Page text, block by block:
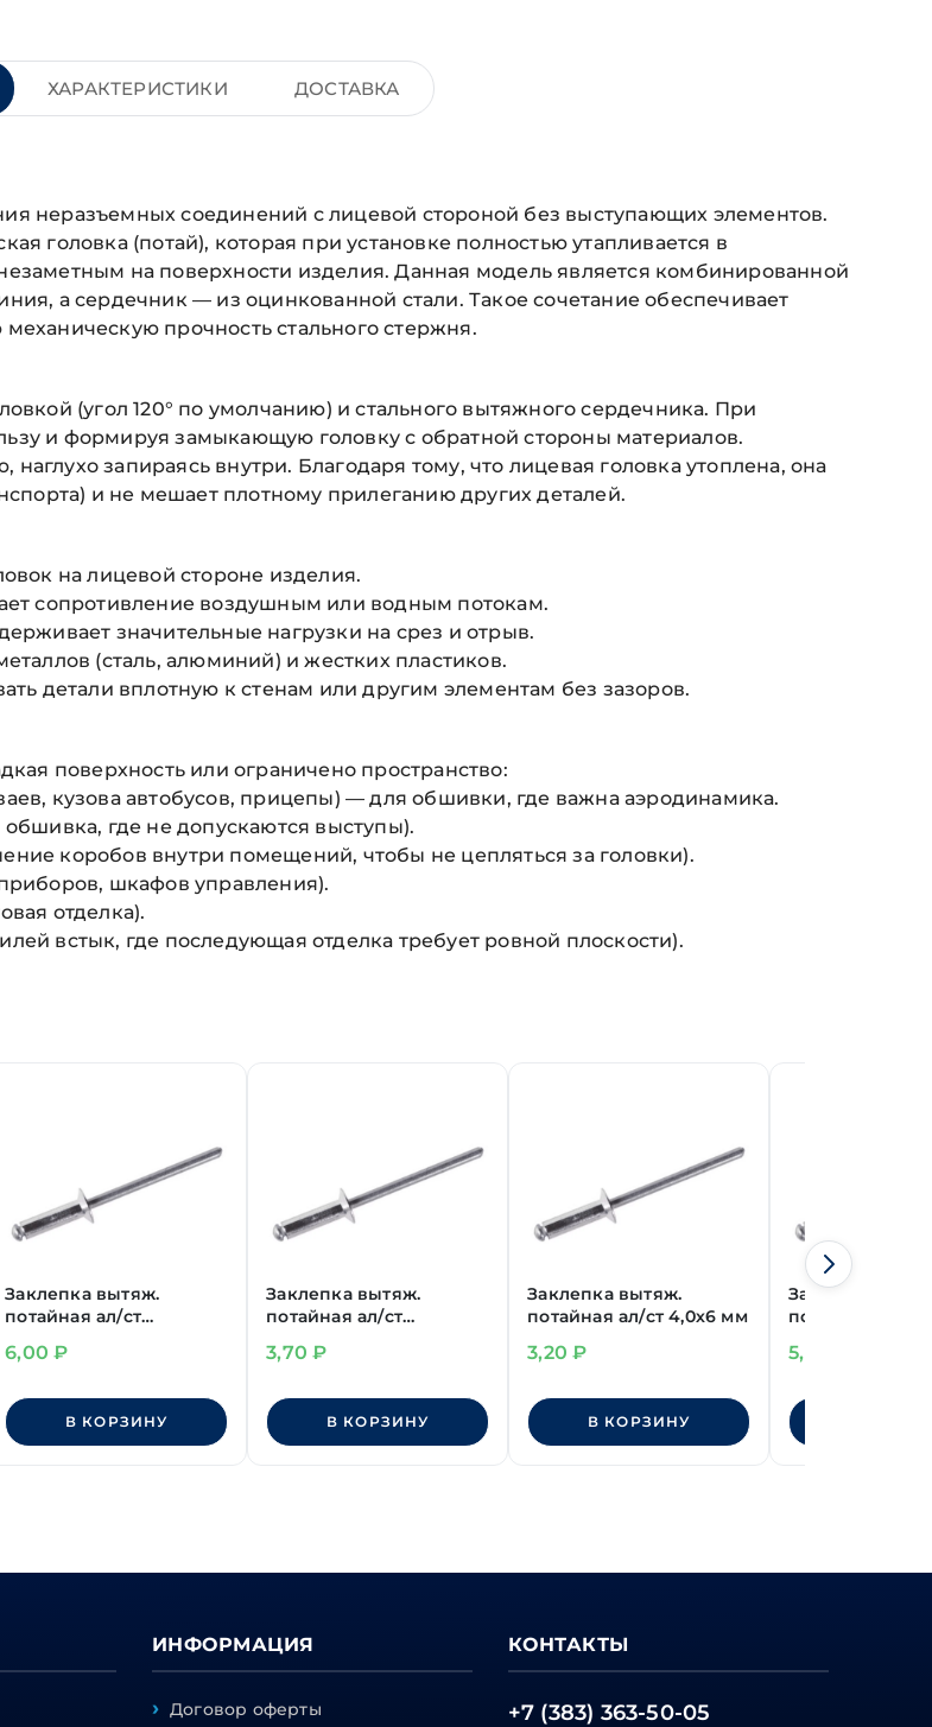
ХАРАКТЕРИСТИКИ ДОСТАВКА
неразъемных соединений с лицевой стороной без выступающих элементов.
головка (потай), которая при установке полностью утапливается в
на поверхности изделия. Данная модель является комбинированной
а сердечник — из оцинкованной стали. Такое сочетание обеспечивает
прочность стального стержня.
(угол 120° по умолчанию) и стального вытяжного сердечника. При
и формируя замыкающую головку с обратной стороны материалов.
запираясь внутри. Благодаря тому, что лицевая головка утоплена, она
и не мешает плотному прилеганию других деталей.
на лицевой стороне изделия.
сопротивление воздушным или водным потокам.
значительные нагрузки на срез и отрыв.
(сталь, алюминий) и жестких пластиков.
детали вплотную к стенам или другим элементам без зазоров.
поверхность или ограничено пространство:
кузова автобусов, прицепы) — для обшивки, где важна аэродинамика.
где не допускаются выступы).
коробов внутри помещений, чтобы не цепляться за головки).
шкафов управления).
отделка).
встык, где последующая отделка требует ровной плоскости).
Заклепка вытяж.
потайная ал/ст
6,00₽
В КОРЗИНУ
Заклепка вытяж.
потайная ал/ст
3,70₽
В КОРЗИНУ
Заклепка вытяж.
потайная ал/ст 4,0х6 мм
3,20₽
В КОРЗИНУ
Заклепка
потайная ал/ст
5,20
ИНФОРМАЦИЯ
Договор оферты
КОНТАКТЫ
+7 (383) 363-50-05